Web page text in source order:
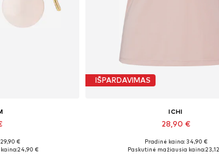
Size
€
24,90 €
IŠPARDAVIMAS
ICHI
28,90 €
Galimi dydžiai: XS, S, M, L, XL,
Pradinė kaina: 34,90 €
Paskutinė mažiausia kaina: